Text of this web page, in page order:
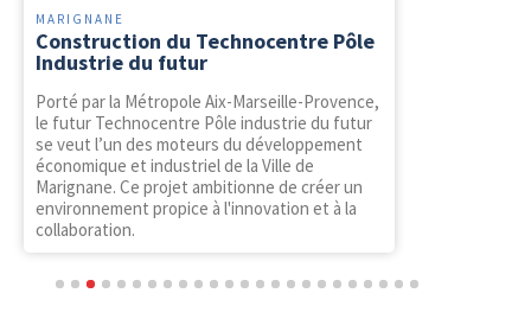
MARIGNANE
Construction du Technocentre Pôle
Industrie du futur
Porté par la Métropole Aix-Marseille-Provence,
le futur Technocentre Pôle industrie du futur
se veut l’un des moteurs du développement
économique et industriel de la Ville de
Marignane. Ce projet ambitionne de créer un
environnement propice à l'innovation et à la
collaboration.
5 6 7 8 9 101112131415161718192021222324